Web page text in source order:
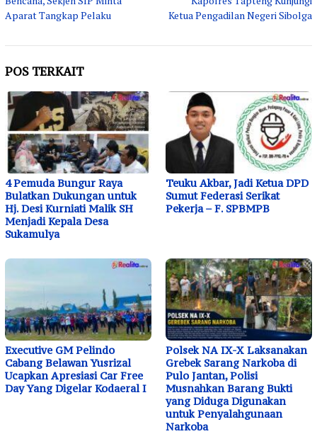
Aparat Tangkap Pelaku
Ketua Pengadilan Negeri Sibolga
POS TERKAIT
4 Pemuda Bungur Raya
Bulatkan Dukungan untuk
Hj. Desi Kurniati Malik SH
Menjadi Kepala Desa
Sukamulya
Teuku Akbar, Jadi Ketua DPD
Sumut Federasi Serikat
Pekerja – F. SPBMPB
Executive GM Pelindo
Cabang Belawan Yusrizal
Ucapkan Apresiasi Car Free
Day Yang Digelar Kodaeral I
Polsek NA IX-X Laksanakan
Grebek Sarang Narkoba di
Pulo Jantan, Polisi
Musnahkan Barang Bukti
yang Diduga Digunakan
untuk Penyalahgunaan
Narkoba